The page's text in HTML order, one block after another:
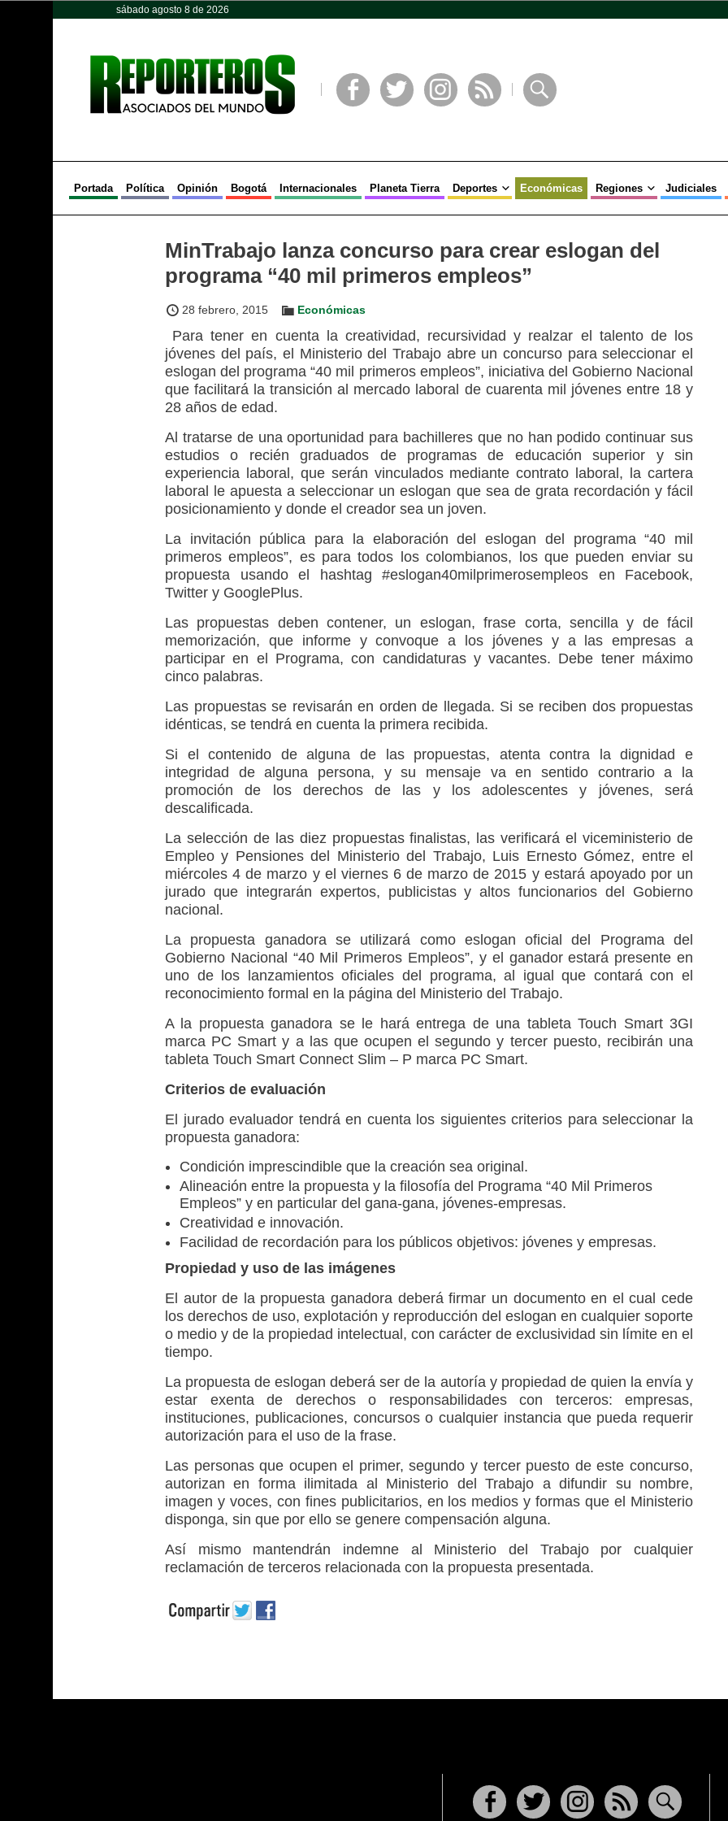
sábado agosto 8 de 2026
Portada Política Opinión Bogotá Internacionales Planeta Tierra Deportes Económicas Regiones Judiciales
MinTrabajo lanza concurso para crear eslogan del
programa “40 mil primeros empleos”
28 febrero, 2015 Económicas
Para tener en cuenta la creatividad, recursividad y realzar el talento de los
jóvenes del país, el Ministerio del Trabajo abre un concurso para seleccionar el
eslogan del programa “40 mil primeros empleos”, iniciativa del Gobierno Nacional
que facilitará la transición al mercado laboral de cuarenta mil jóvenes entre 18 y
28 años de edad.
Al tratarse de una oportunidad para bachilleres que no han podido continuar sus
estudios o recién graduados de programas de educación superior y sin
experiencia laboral, que serán vinculados mediante contrato laboral, la cartera
laboral le apuesta a seleccionar un eslogan que sea de grata recordación y fácil
posicionamiento y donde el creador sea un joven.
La invitación pública para la elaboración del eslogan del programa “40 mil
primeros empleos”, es para todos los colombianos, los que pueden enviar su
propuesta usando el hashtag #eslogan40milprimerosempleos en Facebook,
Twitter y GooglePlus.
Las propuestas deben contener, un eslogan, frase corta, sencilla y de fácil
memorización, que informe y convoque a los jóvenes y a las empresas a
participar en el Programa, con candidaturas y vacantes. Debe tener máximo
cinco palabras.
Las propuestas se revisarán en orden de llegada. Si se reciben dos propuestas
idénticas, se tendrá en cuenta la primera recibida.
Si el contenido de alguna de las propuestas, atenta contra la dignidad e
integridad de alguna persona, y su mensaje va en sentido contrario a la
promoción de los derechos de las y los adolescentes y jóvenes, será
descalificada.
La selección de las diez propuestas finalistas, las verificará el viceministerio de
Empleo y Pensiones del Ministerio del Trabajo, Luis Ernesto Gómez, entre el
miércoles 4 de marzo y el viernes 6 de marzo de 2015 y estará apoyado por un
jurado que integrarán expertos, publicistas y altos funcionarios del Gobierno
nacional.
La propuesta ganadora se utilizará como eslogan oficial del Programa del
Gobierno Nacional “40 Mil Primeros Empleos”, y el ganador estará presente en
uno de los lanzamientos oficiales del programa, al igual que contará con el
reconocimiento formal en la página del Ministerio del Trabajo.
A la propuesta ganadora se le hará entrega de una tableta Touch Smart 3GI
marca PC Smart y a las que ocupen el segundo y tercer puesto, recibirán una
tableta Touch Smart Connect Slim – P marca PC Smart.
Criterios de evaluación
El jurado evaluador tendrá en cuenta los siguientes criterios para seleccionar la
propuesta ganadora:
Condición imprescindible que la creación sea original.
Alineación entre la propuesta y la filosofía del Programa “40 Mil Primeros
Empleos” y en particular del gana-gana, jóvenes-empresas.
Creatividad e innovación.
Facilidad de recordación para los públicos objetivos: jóvenes y empresas.
Propiedad y uso de las imágenes
El autor de la propuesta ganadora deberá firmar un documento en el cual cede
los derechos de uso, explotación y reproducción del eslogan en cualquier soporte
o medio y de la propiedad intelectual, con carácter de exclusividad sin límite en el
tiempo.
La propuesta de eslogan deberá ser de la autoría y propiedad de quien la envía y
estar exenta de derechos o responsabilidades con terceros: empresas,
instituciones, publicaciones, concursos o cualquier instancia que pueda requerir
autorización para el uso de la frase.
Las personas que ocupen el primer, segundo y tercer puesto de este concurso,
autorizan en forma ilimitada al Ministerio del Trabajo a difundir su nombre,
imagen y voces, con fines publicitarios, en los medios y formas que el Ministerio
disponga, sin que por ello se genere compensación alguna.
Así mismo mantendrán indemne al Ministerio del Trabajo por cualquier
reclamación de terceros relacionada con la propuesta presentada.
Opinión Política